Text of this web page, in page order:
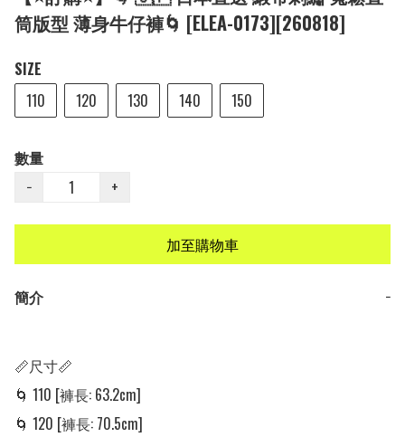
筒版型 薄身牛仔褲🌀 [ELEA-0173][260818]
SIZE
110
120 130 140 150
數量
−
+
加至購物車
簡介 −
📏尺寸📏
🌀 110 [褲長: 63.2cm]
🌀 120 [褲長: 70.5cm]